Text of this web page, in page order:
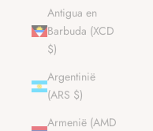
Antigua en
Barbuda (XCD
$)
Argentinië
(ARS $)
Armenië (AMD